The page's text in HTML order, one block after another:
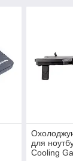
для
Cooling